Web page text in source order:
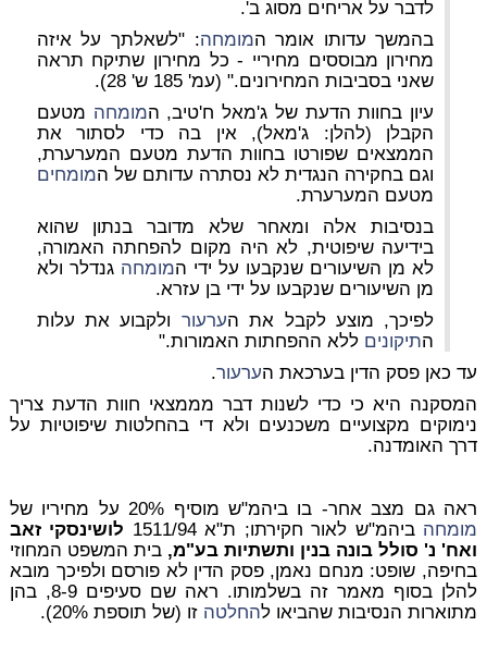
לדבר על אריחים מסוג ב'.
בהמשך עדותו אומר המומחה: "לשאלתך על איזה
מחירון מבוססים מחיריי - כל מחירון שתיקח תראה
שאני בסביבות המחירונים." (עמ' 185 ש' 28).
עיון בחוות הדעת של ג'מאל ח'טיב, המומחה מטעם
הקבלן (להלן: ג'מאל), אין בה כדי לסתור את
הממצאים שפורטו בחוות הדעת מטעם המערערת,
וגם בחקירה הנגדית לא נסתרה עדותם של המומחים
מטעם המערערת.
בנסיבות אלה ומאחר שלא מדובר בנתון שהוא
בידיעה שיפוטית, לא היה מקום להפחתה האמורה,
לא מן השיעורים שנקבעו על ידי המומחה גנדלר ולא
מן השיעורים שנקבעו על ידי בן עזרא.
לפיכך, מוצע לקבל את הערעור ולקבוע את עלות
התיקונים ללא ההפחתות האמורות."
עד כאן פסק הדין בערכאת הערעור.
המסקנה היא כי כדי לשנות דבר מממצאי חוות הדעת צריך
נימוקים מקצועיים משכנעים ולא די בהחלטות שיפוטיות על
דרך האומדנה.
ראה גם מצב אחר- בו ביהמ"ש מוסיף 20% על מחיריו של
מומחה ביהמ"ש לאור חקירתו; ת"א 1511/94
לושינסקי זאב
ואח' נ' סולל בונה בנין ותשתיות בע"מ,בית המשפט המחוזי
בחיפה, שופט: מנחם נאמן, פסק הדין לא פורסם ולפיכך מובא
להלן בסוף מאמר זה בשלמותו. ראה שם סעיפים 8-9, בהן
מתוארות הנסיבות שהביאו להחלטה זו (של תוספת 20%).